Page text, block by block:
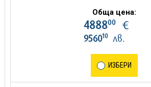
Обща цена:
488800€
956010лв.
ИЗБЕРИ